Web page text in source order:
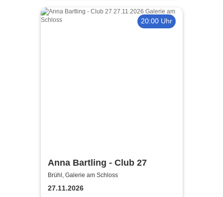
20:00 Uhr
Anna Bartling - Club 27
Brühl, Galerie am Schloss
27.11.2026